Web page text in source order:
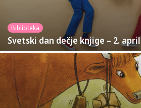
Biblioteka
Svetski dan dečje knjige – 2. april